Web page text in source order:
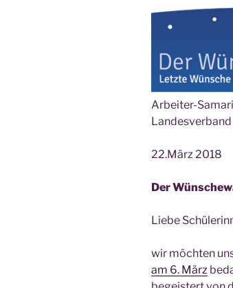
Arbeiter-
Lan­des­ver­band
22.März 2018
Der
Lie­be
wir möch­ten
am 6. März